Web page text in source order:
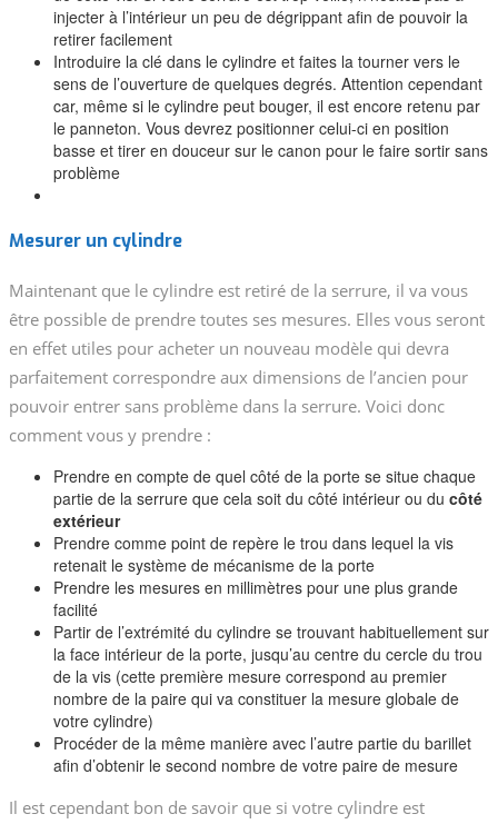
injecter à l’intérieur un peu de dégrippant afin de pouvoir la
retirer facilement
Introduire la clé dans le cylindre et faites la tourner vers le
sens de l’ouverture de quelques degrés. Attention cependant
car, même si le cylindre peut bouger, il est encore retenu par
le panneton. Vous devrez positionner celui-ci en position
basse et tirer en douceur sur le canon pour le faire sortir sans
problème
Mesurer un cylindre
Maintenant que le cylindre est retiré de la serrure, il va vous
être possible de prendre toutes ses mesures. Elles vous seront
en effet utiles pour acheter un nouveau modèle qui devra
parfaitement correspondre aux dimensions de l’ancien pour
pouvoir entrer sans problème dans la serrure. Voici donc
comment vous y prendre :
Prendre en compte de quel côté de la porte se situe chaque
partie de la serrure que cela soit du côté intérieur ou du côté
extérieur
Prendre comme point de repère le trou dans lequel la vis
retenait le système de mécanisme de la porte
Prendre les mesures en millimètres pour une plus grande
facilité
Partir de l’extrémité du cylindre se trouvant habituellement sur
la face intérieur de la porte, jusqu’au centre du cercle du trou
de la vis (cette première mesure correspond au premier
nombre de la paire qui va constituer la mesure globale de
votre cylindre)
Procéder de la même manière avec l’autre partie du barillet
afin d’obtenir le second nombre de votre paire de mesure
Il est cependant bon de savoir que si votre cylindre est